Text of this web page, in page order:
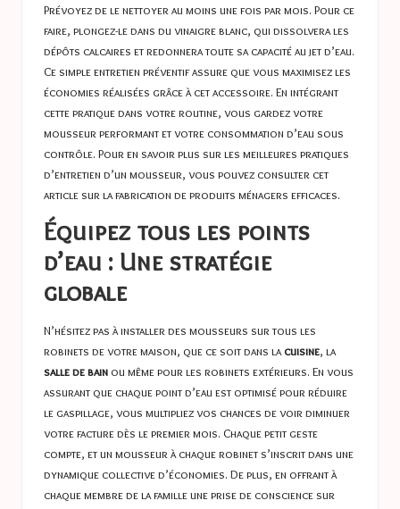
Prévoyez de le nettoyer au moins une fois par mois. Pour ce
faire, plongez-le dans du vinaigre blanc, qui dissolvera les
dépôts calcaires et redonnera toute sa capacité au jet d’eau.
Ce simple entretien préventif assure que vous maximisez les
économies réalisées grâce à cet accessoire. En intégrant
cette pratique dans votre routine, vous gardez votre
mousseur performant et votre consommation d’eau sous
contrôle. Pour en savoir plus sur les meilleures pratiques
d’entretien d’un mousseur, vous pouvez consulter cet
article surla fabrication de produits ménagers efficaces.
Équipez tous les points
d’eau : Une stratégie
globale
N’hésitez pas à installer des mousseurs sur tous les
robinets de votre maison, que ce soit dans la cuisine, la
salle de bain ou même pour les robinets extérieurs. En vous
assurant que chaque point d’eau est optimisé pour réduire
le gaspillage, vous multipliez vos chances de voir diminuer
votre facture dès le premier mois. Chaque petit geste
compte, et un mousseur à chaque robinet s’inscrit dans une
dynamique collective d’économies. De plus, en offrant à
chaque membre de la famille une prise de conscience sur